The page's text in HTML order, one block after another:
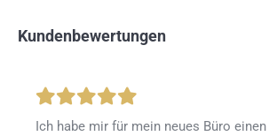
Kundenbewertungen
Ich habe mir für mein neues Büro